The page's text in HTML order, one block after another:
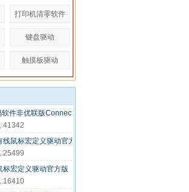
打印机清零软件
键盘驱动
触摸板驱动
件非优联版ConnectUtility 2.30.9
:41342
鼠标宏定义驱动官方版
:25499
标宏定义驱动官方版
:16410